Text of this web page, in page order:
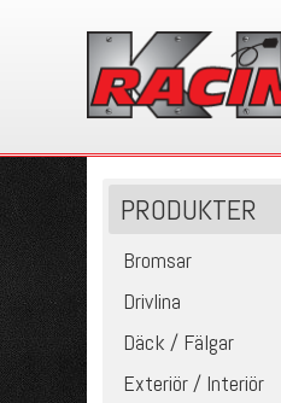
PRODUKTER
Bromsar
Drivlina
Däck / Fälgar
Exteriör / Interiör